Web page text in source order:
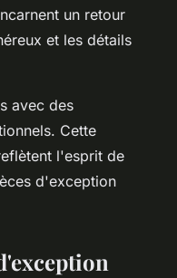
un retour
et les détails
avec des
Cette
l'esprit de
d'exception